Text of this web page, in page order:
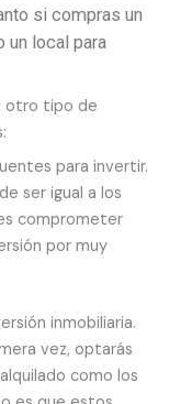
si compras un
un local para
otro tipo de
para invertir.
ser igual a los
comprometer
por muy
inmobiliaria.
vez, optarás
como los